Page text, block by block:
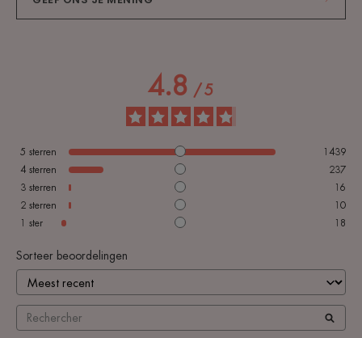
4.8 / 5
5 sterren
1439
4 sterren
237
3 sterren
16
2 sterren
10
ster 18
Sorteer beoordelingen